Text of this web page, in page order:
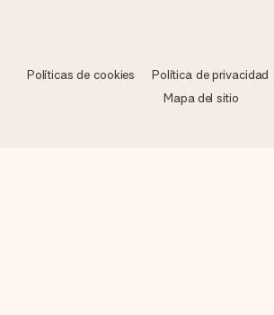
Políticas de cookies Política de privacidad
Mapa del sitio